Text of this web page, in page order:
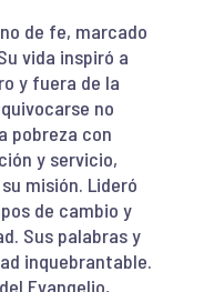
de fe, marcado
vida inspiró a
y fuera de la
no
pobreza con
y servicio,
misión. Lideró
de cambio y
Sus palabras y
inquebrantable.
Evangelio,